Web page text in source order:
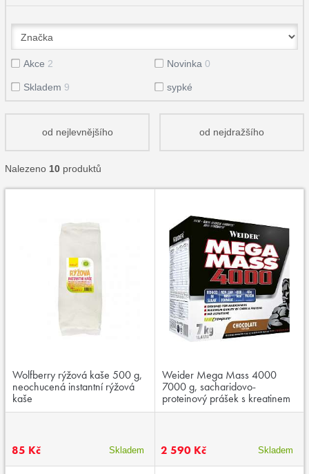
Akce 2 Novinka 0
Skladem 9 sypké
od nejlevnějšího od nejdražšího
Nalezeno 10 produktů
Wolfberry rýžová kaše 500 g,
neochucená instantní rýžová
kaše
85 Kč Skladem
Weider Mega Mass 4000
7000 g, sacharidovo-
proteinový prášek s kreatinem
a vitaminy
2 590 Kč Skladem